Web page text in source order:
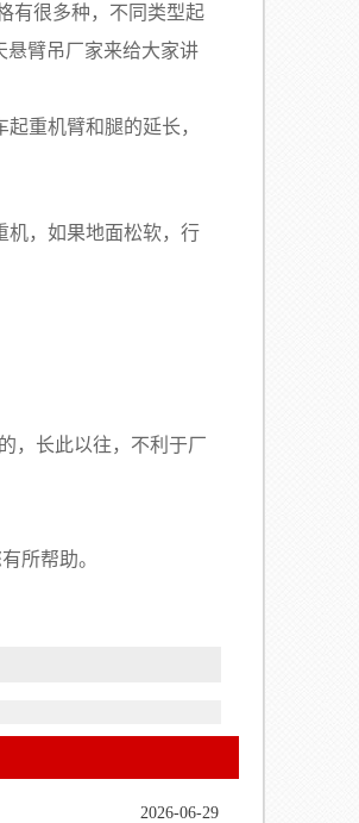
有很多种，不同类型起
悬臂吊厂家来给大家讲
重机臂和腿的延长，
机，如果地面松软，行
，长此以往，不利于厂
所帮助。
2026-06-29